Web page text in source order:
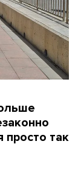
просто так